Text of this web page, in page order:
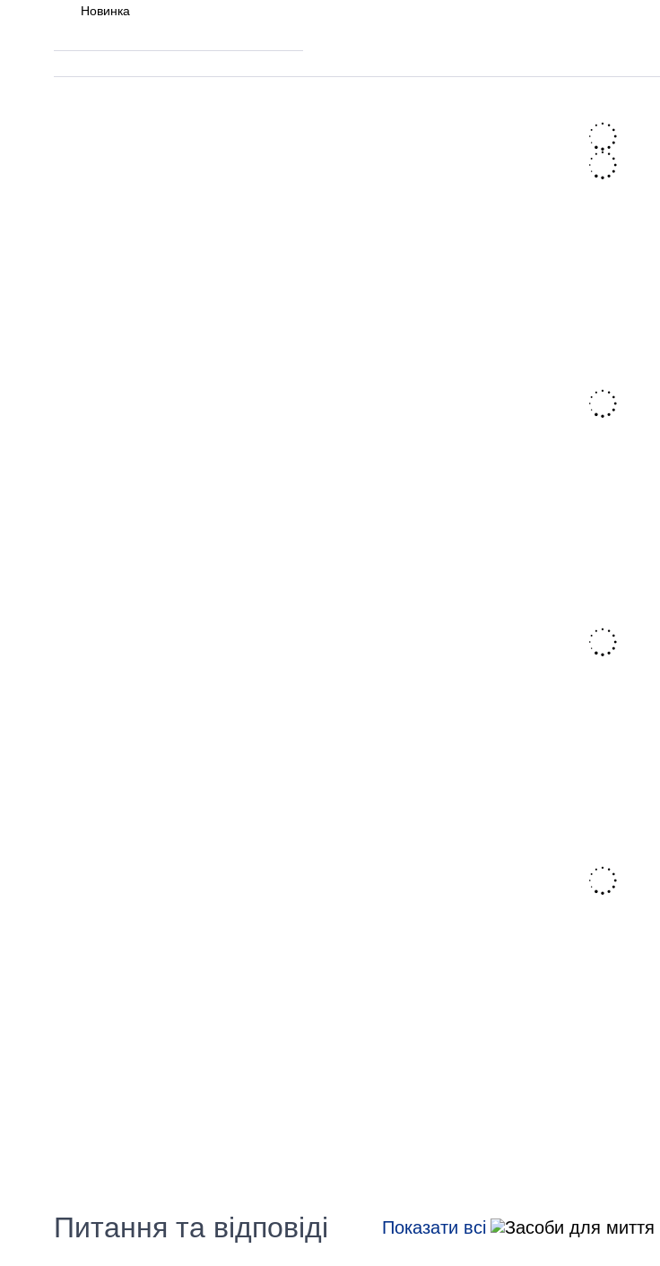
Новинка
Таблетки
Питання та відповіді Показати всі